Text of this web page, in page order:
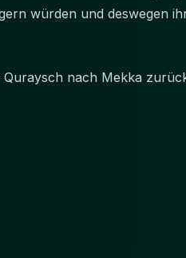
würden und deswegen
nach Mekka